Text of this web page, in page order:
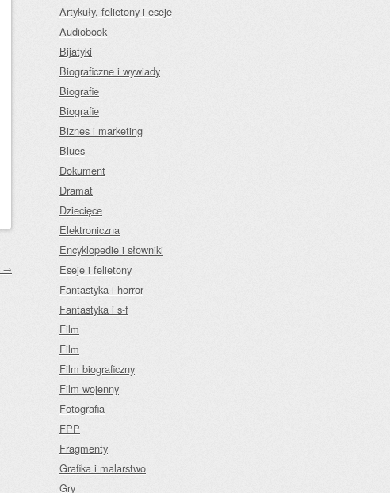
→
Artykuły, felietony i eseje
Audiobook
Bijatyki
Biograficzne i wywiady
Biografie
Biografie
Biznes i marketing
Blues
Dokument
Dramat
Dziecięce
Elektroniczna
Encyklopedie i słowniki
Eseje i felietony
Fantastyka i horror
Fantastyka i s-f
Film
Film
Film biograficzny
Film wojenny
Fotografia
FPP
Fragmenty
Grafika i malarstwo
Gry